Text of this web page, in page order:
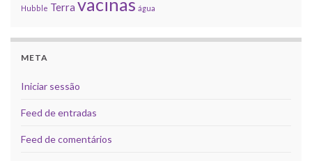
Hubble Terra vacinas água
META
Iniciar sessão
Feed de entradas
Feed de comentários